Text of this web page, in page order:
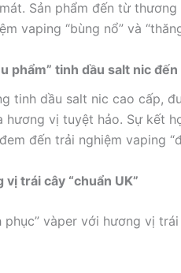
Sản phẩm đến từ
vaping “bùng nổ” và
phẩm” tinh dầu salt nic
tinh dầu salt nic cao cấp,
hương vị tuyệt hảo. Sự kết
đến trải nghiệm vaping
vị trái cây “chuẩn UK”
phục” vàper với hương vị